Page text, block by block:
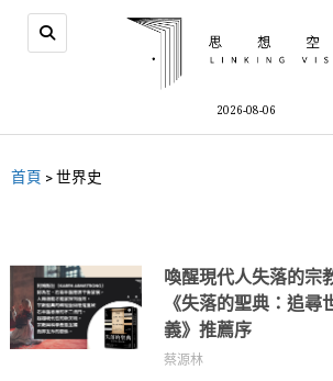
2026-08-06
首頁 >世界史
喚醒現代人失落的宗
《失落的聖典：追尋
義》推薦序
蔡源林